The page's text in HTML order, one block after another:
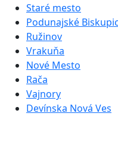
Staré mesto
Podunajské
Ružinov
Vrakuňa
Nové Mesto
Rača
Vajnory
Devínska Nová Ves